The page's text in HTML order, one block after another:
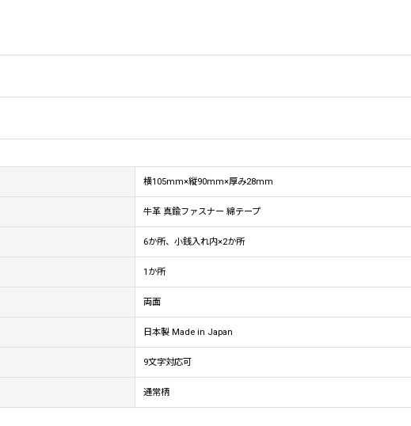
横105mm×縦90mm×厚み28mm
牛革 真鍮ファスナー 綿テープ
6か所、小銭入れ内×2か所
1か所
両面
日本製 Made in Japan
9文字対応可
通常柄